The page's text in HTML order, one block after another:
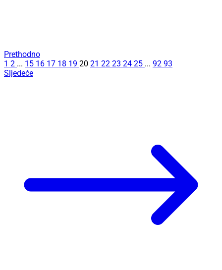
Prethodno
1 2 ... 15 16 17 18 19 20 21 22 23 24 25 ... 92 93
Sljedeće